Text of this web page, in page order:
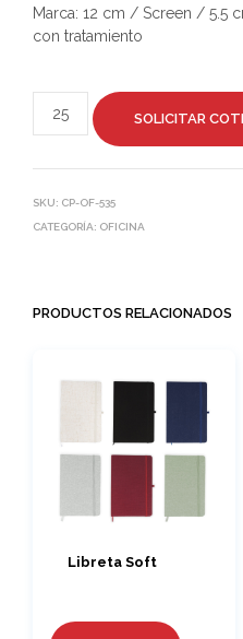
Marca: 12 cm / Screen / 5.5
con tratamiento
SOLICITAR
SKU: CP-OF-535
CATEGORÍA: OFICINA
PRODUCTOS RELACIONADOS
Libreta Soft